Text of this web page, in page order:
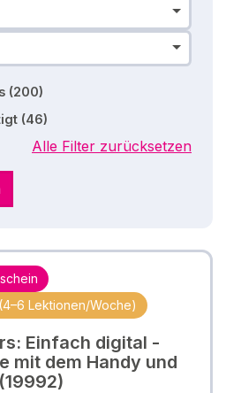
(200)
(46)
Alle Filter zurücksetzen
Lektionen/Woche)
Einfach digital -
mit dem Handy und